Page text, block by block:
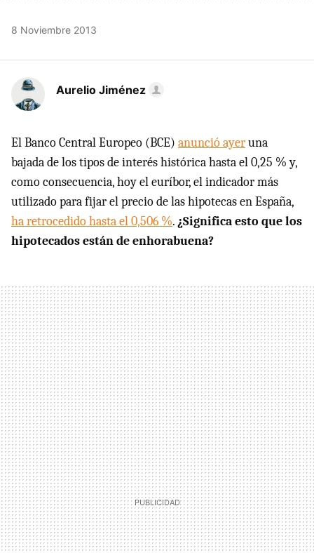
8 Noviembre 2013
Aurelio Jiménez
El Banco Central Europeo (BCE) anunció ayeruna
bajada de los tipos de interés histórica hasta el 0,25 % y,
como consecuencia, hoy el euríbor, el indicador más
utilizado para fijar el precio de las hipotecas en España,
ha retrocedido hasta el 0,506 %. ¿Significa esto que los
hipotecados están de enhorabuena?